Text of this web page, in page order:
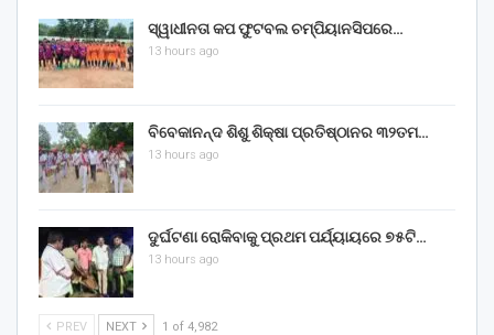
ସ୍ୱାଧୀନତା କପ ଫୁଟବଲ ଚମ୍ପିୟାନସିପରେ…
13 hours ago
ବିବେକାନନ୍ଦ ଶିଶୁ ଶିକ୍ଷା ପ୍ରତିଷ୍ଠାନର ୩୨ତମ…
13 hours ago
ଦୁର୍ଘଟଣା ରୋକିବାକୁ ପ୍ରଥମ ପର୍ଯ୍ୟାୟରେ ୭୫ଟି…
13 hours ago
PREV NEXT 1 of 4,982